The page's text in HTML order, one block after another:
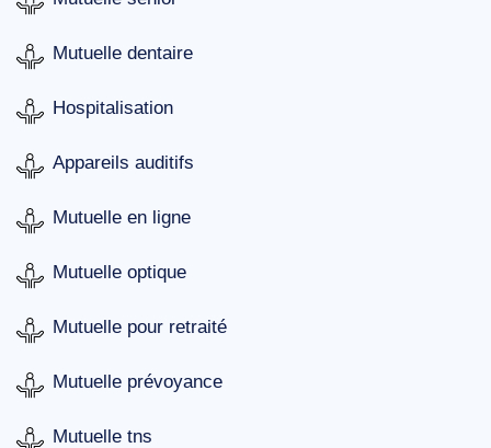
Mutuelle dentaire
Hospitalisation
Appareils auditifs
Mutuelle en ligne
Mutuelle optique
Mutuelle pour retraité
Mutuelle prévoyance
Mutuelle tns